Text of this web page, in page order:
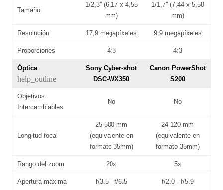
Tamaño
1/2,3'' (6,17 x 4,55
mm)
1/1,7'' (7,44 x 5,58
mm)
Resolución 17,9 megapíxeles 9,9 megapíxeles
Proporciones 4:3 4:3
Óptica
help_outline
Sony Cyber-shot
DSC-WX350
Canon PowerShot
S200
Objetivos
Intercambiables
No No
Longitud focal
25-500 mm
(equivalente en
formato 35mm)
24-120 mm
(equivalente en
formato 35mm)
Rango del zoom 20x 5x
Apertura máxima f/3.5 - f/6.5 f/2.0 - f/5.9